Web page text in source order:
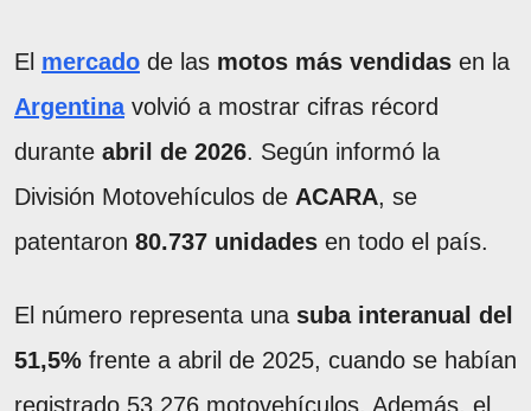
El mercado de las motos más vendidas en la
Argentinavolvió a mostrar cifras récord
durante abril de 2026. Según informó la
División Motovehículos de ACARA, se
patentaron 80.737 unidades en todo el país.
El número representa una suba interanual del
51,5% frente a abril de 2025, cuando se habían
registrado 53.276 motovehículos. Además, el